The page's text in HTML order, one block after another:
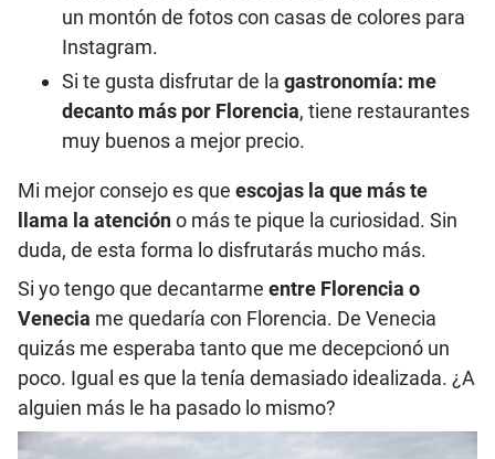
un montón de fotos con casas de colores para
Instagram.
Si te gusta disfrutar de la gastronomía: me
decanto más por Florencia, tiene restaurantes
muy buenos a mejor precio.
Mi mejor consejo es que escojas la que más te
llama la atencióno más te pique la curiosidad. Sin
duda, de esta forma lo disfrutarás mucho más.
Si yo tengo que decantarme entre Florencia o
Venecia me quedaría con Florencia. De Venecia
quizás me esperaba tanto que me decepcionó un
poco. Igual es que la tenía demasiado idealizada. ¿A
alguien más le ha pasado lo mismo?